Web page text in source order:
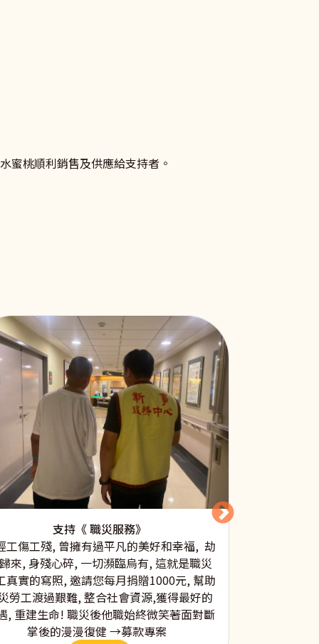
蜜桃順利銷售及供應給支持者。
進、相關法律及資源的資訊吧！
支持《 職災服務》
工傷工殘, 曾擁有過平凡的美好和幸福, 劫
來, 身殘心碎, 一切瀕臨烏有, 這就是職災
真實的寫照, 邀請您每月捐贈1000元, 幫助
勞工渡過艱難, 整合社會資源,獲得最好的
, 重建生命! 職災後他職始終微笑著面對斷